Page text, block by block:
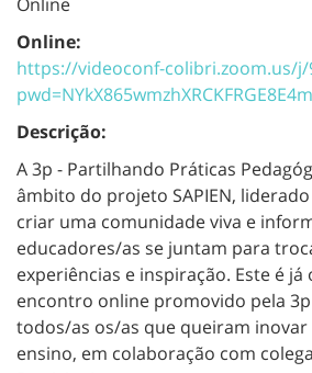
Online:
https://videoconf-colibri.zoom.us/j/
Descrição:
A 3p - Partilhando Práticas
âmbito do projeto SAPIEN,
criar uma comunidade viva e
educadores/as se juntam para
experiências e inspiração. Este é já
encontro online promovido pela
todos/as os/as que queiram inovar
ensino, em colaboração com